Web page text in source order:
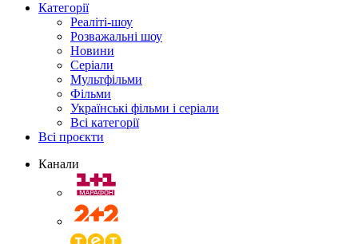
Категорії
Реаліті-шоу
Розважальні шоу
Новини
Серіали
Мультфільми
Фільми
Українські фільми і серіали
Всі категорії
Всі проєкти
Канали